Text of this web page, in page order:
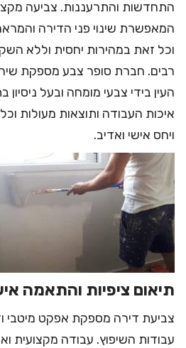
התחדשות והתרעננות. צביעה
המאפשרת שינוי פני הדירה
וכל זאת במהירות יחסית וללא
רבים. חברת סופר צבע מספקת
העין בידי צבעי מומחה ובעל
איכות העבודה ותוצאות מעולות
ויחס אישי ואדיב.
תיאום ציפיות והתאמה
צביעת דירה מספקת אפקט מיטבי
עבודות השיפוץ. עבודה מקצועית